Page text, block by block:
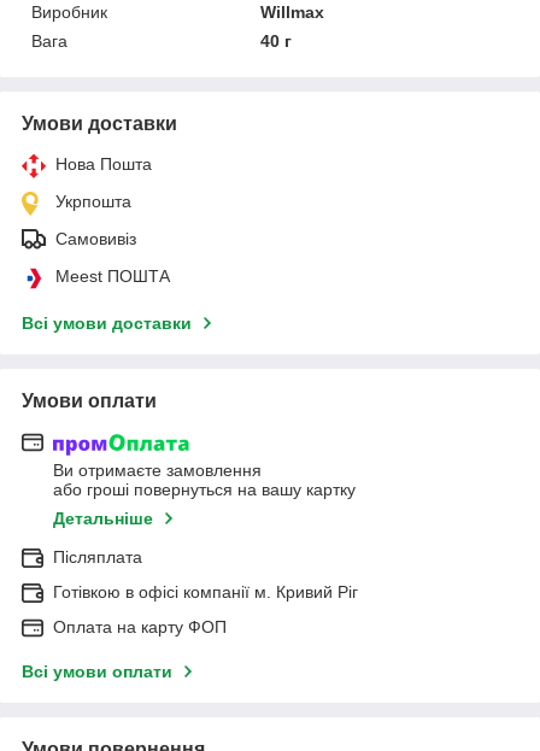
Виробник
Willmax
Вага
40 г
Умови доставки
Нова Пошта
Укрпошта
Самовивіз
Meest ПОШТА
Всі умови доставки
Умови оплати
Ви отримаєте замовлення
або гроші повернуться на вашу картку
Детальніше
Післяплата
Готівкою в офісі компанії м. Кривий Ріг
Оплата на карту ФОП
Всі умови оплати